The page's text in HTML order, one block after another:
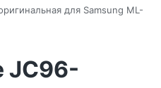
для Samsung ML-
JC96-